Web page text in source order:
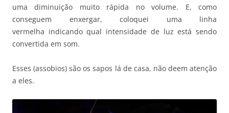
uma diminuição muito rápida no volume. E, como
conseguem enxergar, coloquei uma linha
vermelha indicando qual intensidade de luz está sendo
convertida em som.
Esses (assobios) são os sapos lá de casa, não deem atenção
a eles.